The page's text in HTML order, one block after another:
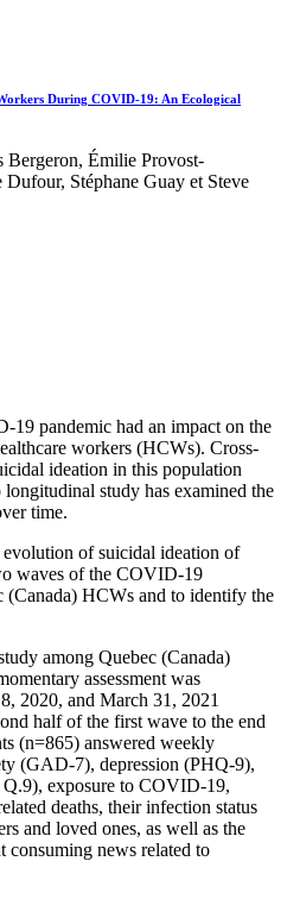
During COVID-19: An Ecological
Bergeron, Émilie Provost-
Stéphane Guay et Steve
pandemic had an impact on the
workers (HCWs). Cross-
ideation in this population
study has examined the
time.
evolution of suicidal ideation of
waves of the COVID-19
(Canada) HCWs and to identify the
among Quebec (Canada)
assessment was
2020, and March 31, 2021
half of the first wave to the end
(n=865) answered weekly
(GAD-7), depression (PHQ-9),
exposure to COVID-19,
deaths, their infection status
and loved ones, as well as the
consuming news related to